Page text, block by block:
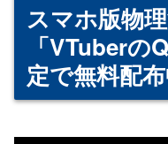
スマホ版物
「VTuberの
定で無料配